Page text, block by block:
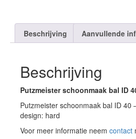
Beschrijving Aanvullende
Beschrijving
Putzmeister schoonmaak bal ID
Putzmeister schoonmaak bal ID 40
design: hard
Voor meer informatie neem contact